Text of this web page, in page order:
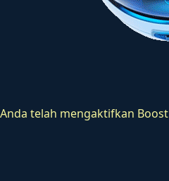
Anda telah mengaktifkan Boost